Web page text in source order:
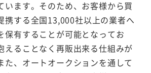
います。そのため、お客様から買
携する全国13,000社以上の業者へ
保有することが可能となってお
えることなく再販出来る仕組みが
た、オートオークションを通して